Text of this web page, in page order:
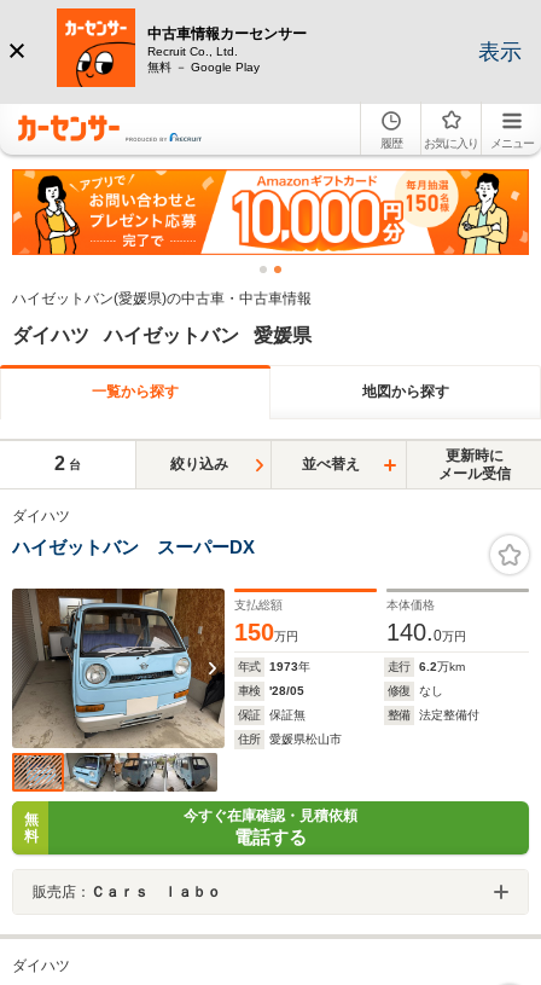
中古車情報カーセンサー
Recruit Co., Ltd.
無料 － Google Play
表示
履歴 お気に入り メニュー
ハイゼットバン(愛媛県)の中古車・中古車情報
ダイハツ ハイゼットバン 愛媛県
一覧から探す 地図から探す
2 台 絞り込み 並べ替え
更新時に
メール受信
ダイハツ
ハイゼットバン スーパーDX
支払総額
150万円
本体価格
140.0万円
年式 1973年 走行 6.2万km
車検
'28/05 修復
なし
保証
保証無 整備
法定整備付
住所
愛媛県松山市
無
料
今すぐ在庫確認・見積依頼
電話する
販売店： Ｃａｒｓ ｌａｂｏ
ダイハツ